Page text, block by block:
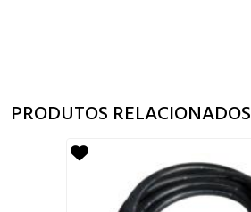
PRODUTOS RELACIONADOS